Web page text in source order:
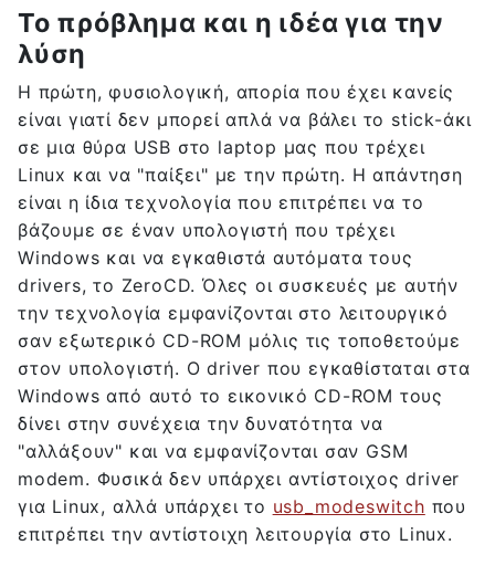
Το πρόβλημα και η ιδέα για την
λύση
Η πρώτη, φυσιολογική, απορία που έχει κανείς
είναι γιατί δεν μπορεί απλά να βάλει το stick-άκι
σε μια θύρα USB στο laptop μας που τρέχει
Linux και να "παίξει" με την πρώτη. Η απάντηση
είναι η ίδια τεχνολογία που επιτρέπει να το
βάζουμε σε έναν υπολογιστή που τρέχει
Windows και να εγκαθιστά αυτόματα τους
drivers, το ZeroCD. Όλες οι συσκευές με αυτήν
την τεχνολογία εμφανίζονται στο λειτουργικό
σαν εξωτερικό CD-ROM μόλις τις τοποθετούμε
στον υπολογιστή. Ο driver που εγκαθίσταται στα
Windows από αυτό το εικονικό CD-ROM τους
δίνει στην συνέχεια την δυνατότητα να
"αλλάξουν" και να εμφανίζονται σαν GSM
modem. Φυσικά δεν υπάρχει αντίστοιχος driver
για Linux, αλλά υπάρχει το usb_modeswitch που
επιτρέπει την αντίστοιχη λειτουργία στο Linux.